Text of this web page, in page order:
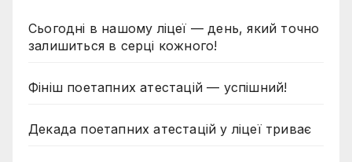
Сьогодні в нашому ліцеї — день, який точно
залишиться в серці кожного!
Фініш поетапних атестацій — успішний!
Декада поетапних атестацій у ліцеї триває